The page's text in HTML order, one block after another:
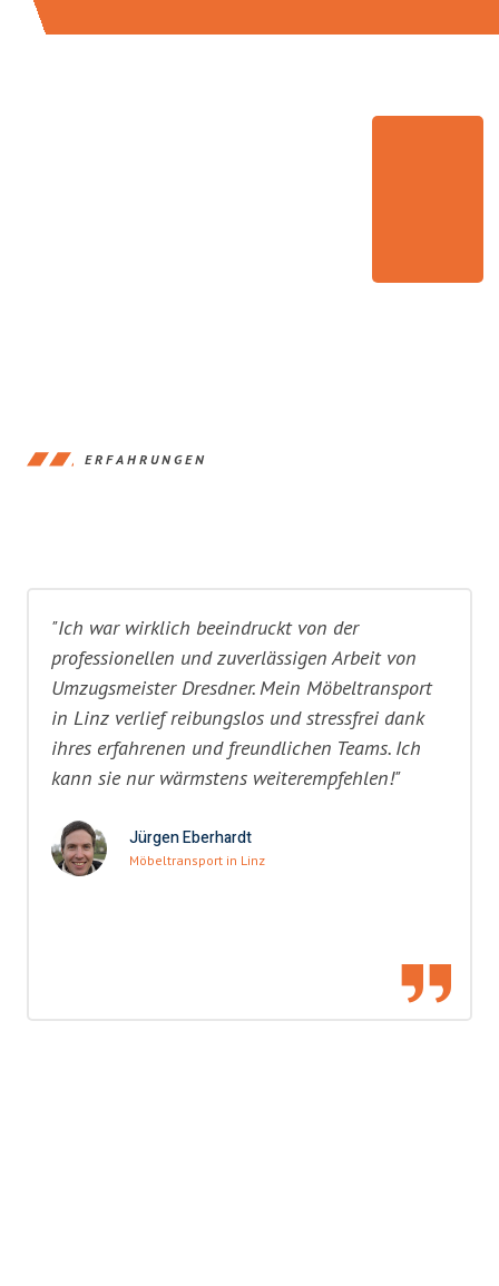
ERFAHRUNGEN
"Ich war wirklich beeindruckt von der
professionellen und zuverlässigen Arbeit von
Umzugsmeister Dresdner. Mein Möbeltransport
in Linz verlief reibungslos und stressfrei dank
ihres erfahrenen und freundlichen Teams. Ich
kann sie nur wärmstens weiterempfehlen!"
Jürgen Eberhardt
Möbeltransport in Linz